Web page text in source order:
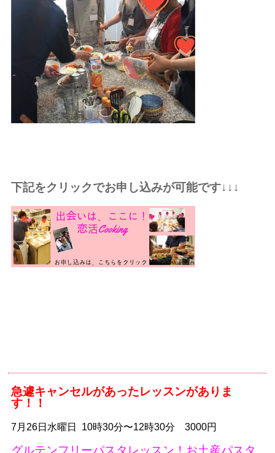
下記をクリックでお申し込みが可能です↓↓↓
急遽キャンセルがあったレッスンがありま
す！！
7月26日水曜日 10時30分〜12時30分 3000円
グルテンフリーパスタレッスン！お土産パスタ